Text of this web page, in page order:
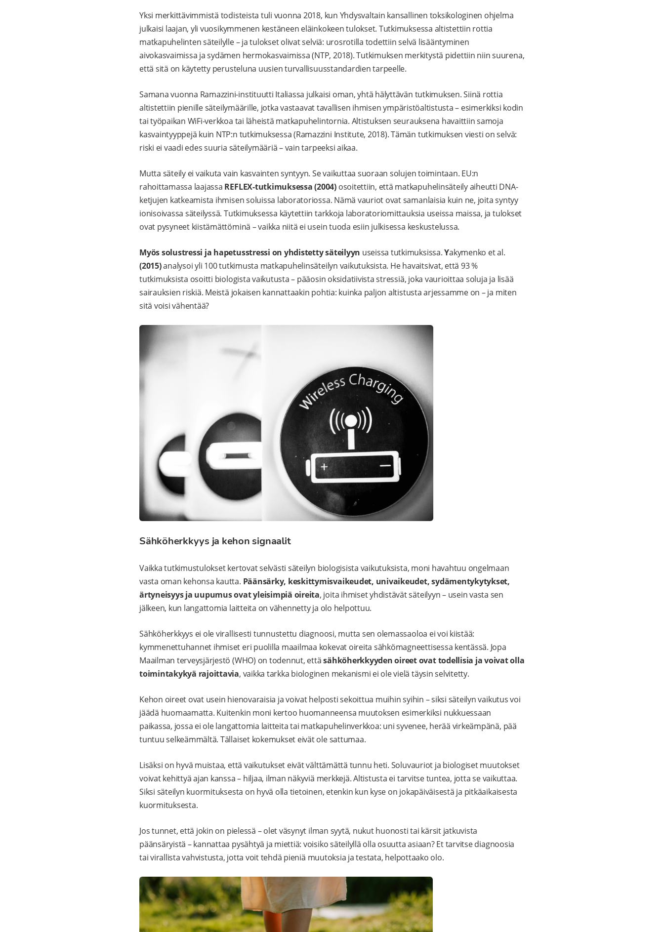
Yksi merkittävimmistä todisteista tuli vuonna 2018, kun Yhdysvaltain kansallinen toksikologinen ohjelma
julkaisi laajan, yli vuosikymmenen kestäneen eläinkokeen tulokset. Tutkimuksessa altistettiin rottia
matkapuhelinten säteilylle – ja tulokset olivat selviä: urosrotilla todettiin selvä lisääntyminen
aivokasvaimissa ja sydämen hermokasvaimissa (NTP, 2018). Tutkimuksen merkitystä pidettiin niin suurena,
että sitä on käytetty perusteluna uusien turvallisuusstandardien tarpeelle.
Samana vuonna Ramazzini-instituutti Italiassa julkaisi oman, yhtä hälyttävän tutkimuksen. Siinä rottia
altistettiin pienille säteilymäärille, jotka vastaavat tavallisen ihmisen ympäristöaltistusta – esimerkiksi kodin
tai työpaikan WiFi-verkkoa tai läheistä matkapuhelintornia. Altistuksen seurauksena havaittiin samoja
kasvaintyyppejä kuin NTP:n tutkimuksessa (Ramazzini Institute, 2018). Tämän tutkimuksen viesti on selvä:
riski ei vaadi edes suuria säteilymääriä – vain tarpeeksi aikaa.
Mutta säteily ei vaikuta vain kasvainten syntyyn. Se vaikuttaa suoraan solujen toimintaan. EU:n
rahoittamassa laajassa REFLEX-tutkimuksessa (2004) osoitettiin, että matkapuhelinsäteily aiheutti DNA-
ketjujen katkeamista ihmisen soluissa laboratoriossa. Nämä vauriot ovat samanlaisia kuin ne, joita syntyy
ionisoivassa säteilyssä. Tutkimuksessa käytettiin tarkkoja laboratoriomittauksia useissa maissa, ja tulokset
ovat pysyneet kiistämättöminä – vaikka niitä ei usein tuoda esiin julkisessa keskustelussa.
Myös solustressi ja hapetusstressi on yhdistetty säteilyyn useissa tutkimuksissa.Yakymenko et al.
(2015)analysoi yli 100 tutkimusta matkapuhelinsäteilyn vaikutuksista. He havaitsivat, että 93 %
tutkimuksista osoitti biologista vaikutusta – pääosin oksidatiivista stressiä, joka vaurioittaa soluja ja lisää
sairauksien riskiä. Meistä jokaisen kannattaakin pohtia: kuinka paljon altistusta arjessamme on – ja miten
sitä voisi vähentää?
Sähköherkkyys ja kehon signaalit
Vaikka tutkimustulokset kertovat selvästi säteilyn biologisista vaikutuksista, moni havahtuu ongelmaan
vasta oman kehonsa kautta. Päänsärky, keskittymisvaikeudet, univaikeudet, sydämentykytykset,
ärtyneisyys ja uupumus ovat yleisimpiä oireita, joita ihmiset yhdistävät säteilyyn – usein vasta sen
jälkeen, kun langattomia laitteita on vähennetty ja olo helpottuu.
Sähköherkkyys ei ole virallisesti tunnustettu diagnoosi, mutta sen olemassaoloa ei voi kiistää:
kymmenettuhannet ihmiset eri puolilla maailmaa kokevat oireita sähkömagneettisessa kentässä. Jopa
Maailman terveysjärjestö (WHO) on todennut, ettäsähköherkkyyden oireet ovat todellisia ja voivat olla
toimintakykyä rajoittavia, vaikka tarkka biologinen mekanismi ei ole vielä täysin selvitetty.
Kehon oireet ovat usein hienovaraisia ja voivat helposti sekoittua muihin syihin – siksi säteilyn vaikutus voi
jäädä huomaamatta. Kuitenkin moni kertoo huomanneensa muutoksen esimerkiksi nukkuessaan
paikassa, jossa ei ole langattomia laitteita tai matkapuhelinverkkoa: uni syvenee, herää virkeämpänä, pää
tuntuu selkeämmältä. Tällaiset kokemukset eivät ole sattumaa.
Lisäksi on hyvä muistaa, että vaikutukset eivät välttämättä tunnu heti. Soluvauriot ja biologiset muutokset
voivat kehittyä ajan kanssa – hiljaa, ilman näkyviä merkkejä. Altistusta ei tarvitse tuntea, jotta se vaikuttaa.
Siksi säteilyn kuormituksesta on hyvä olla tietoinen, etenkin kun kyse on jokapäiväisestä ja pitkäaikaisesta
kuormituksesta.
Jos tunnet, että jokin on pielessä – olet väsynyt ilman syytä, nukut huonosti tai kärsit jatkuvista
päänsäryistä – kannattaa pysähtyä ja miettiä: voisiko säteilyllä olla osuutta asiaan? Et tarvitse diagnoosia
tai virallista vahvistusta, jotta voit tehdä pieniä muutoksia ja testata, helpottaako olo.